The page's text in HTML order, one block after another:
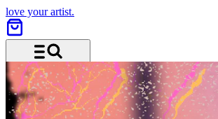
love your artist.
Menü und Suche